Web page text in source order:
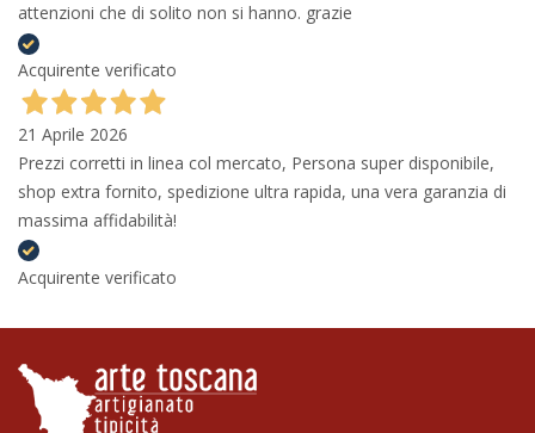
attenzioni che di solito non si hanno. grazie
Acquirente verificato
21 Aprile 2026
Prezzi corretti in linea col mercato, Persona super disponibile,
shop extra fornito, spedizione ultra rapida, una vera garanzia di
massima affidabilità!
Acquirente verificato